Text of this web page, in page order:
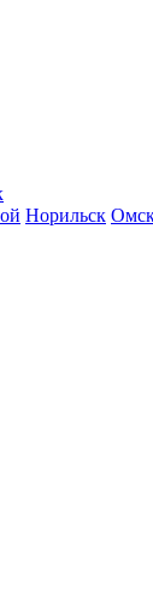
Норильск